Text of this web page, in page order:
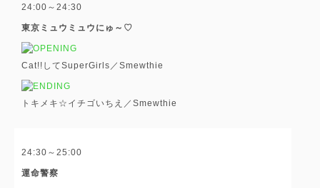
24:00～24:30
東京ミュウミュウにゅ～♡
Cat!!してSuperGirls／Smewthie
トキメキ☆イチゴいちえ／Smewthie
24:30～25:00
運命警察